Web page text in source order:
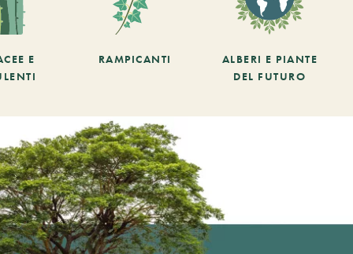
E
RAMPICANTI
ALBERI E PIANTE
DEL FUTURO